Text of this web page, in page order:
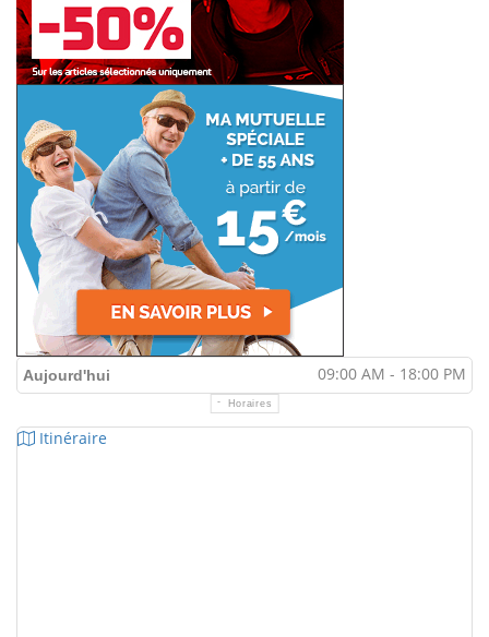
Aujourd'hui 09:00 AM - 18:00 PM
Horaires
Itinéraire